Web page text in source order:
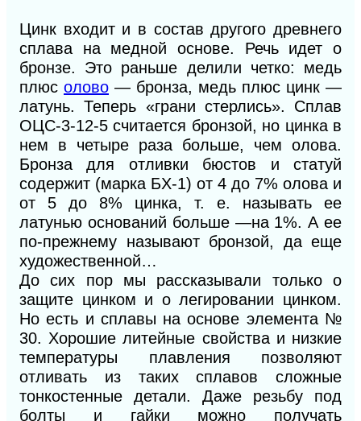
Цинк входит и в состав другого древнего
сплава на медной основе. Речь идет о
бронзе. Это раньше делили четко: медь
плюс олово — бронза, медь плюс цинк —
латунь. Теперь «грани стерлись». Сплав
ОЦС-3-12-5 считается бронзой, но цинка в
нем в четыре раза больше, чем олова.
Бронза для отливки бюстов и статуй
содержит (марка БХ-1) от 4 до 7% олова и
от 5 до 8% цинка, т. е. называть ее
латунью оснований больше —на 1%. А ее
по-прежнему называют бронзой, да еще
художественной…
До сих пор мы рассказывали только о
защите цинком и о легировании цинком.
Но есть и сплавы на основе элемента №
30. Хорошие литейные свойства и низкие
температуры плавления позволяют
отливать из таких сплавов сложные
тонкостенные детали. Даже резьбу под
болты и гайки можно получать